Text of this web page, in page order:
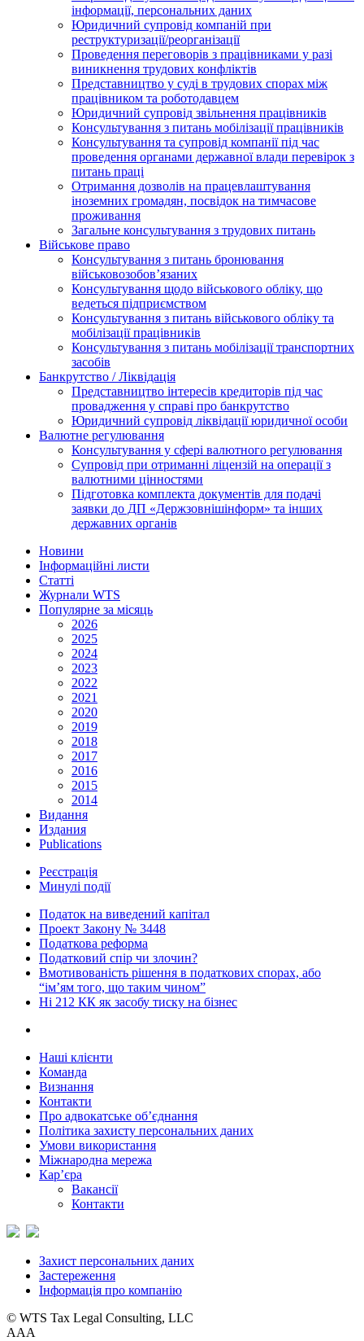
інформації, персональних даних
Юридичний супровід компаній при
реструктуризації/реорганізації
Проведення переговорів з працівниками у разі
виникнення трудових конфліктів
Представництво у суді в трудових спорах між
працівником та роботодавцем
Юридичний супровід звільнення працівників
Консультування з питань мобілізації працівників
Консультування та супровід компанії під час
проведення органами державної влади перевірок з
питань праці
Отримання дозволів на працевлаштування
іноземних громадян, посвідок на тимчасове
проживання
Загальне консультування з трудових питань
Військове право
Консультування з питань бронювання
військовозобов’язаних
Консультування щодо військового обліку, що
ведеться підприємством
Консультування з питань військового обліку та
мобілізації працівників
Консультування з питань мобілізації транспортних
засобів
Банкрутство / Ліквідація
Представництво інтересів кредиторів під час
провадження у справі про банкрутство
Юридичний супровід ліквідації юридичної особи
Валютне регулювання
Консультування у сфері валютного регулювання
Супровід при отриманні ліцензій на операції з
валютними цінностями
Підготовка комплекта документів для подачі
заявки до ДП «Держзовнішінформ» та інших
державних органів
Новини
Інформаційні листи
Статті
Журнали WTS
Популярне за місяць
2026
2025
2024
2023
2022
2021
2020
2019
2018
2017
2016
2015
2014
Видання
Издания
Publications
Реєстрація
Минулі події
Податок на виведений капітал
Проект Закону № 3448
Податкова реформа
Податковий спір чи злочин?
Вмотивованість рішення в податкових спорах, або
“ім’ям того, що таким чином”
Ні 212 КК як засобу тиску на бізнес
Наші клієнти
Команда
Визнання
Контакти
Про адвокатське об’єднання
Політика захисту персональних даних
Умови використання
Міжнародна мережа
Кар’єра
Вакансії
Контакти
Захист персональних даних
Застереження
Інформація про компанію
© WTS Tax Legal Consulting, LLC
AAA